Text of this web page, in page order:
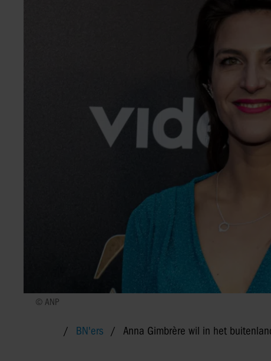
© ANP
BN'ers Anna Gimbrère wil in het